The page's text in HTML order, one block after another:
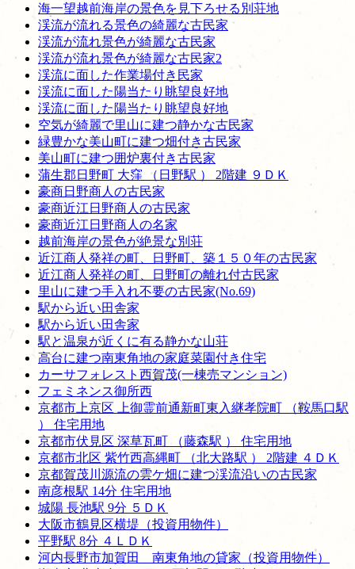
海一望越前海岸の景色を見下ろせる別荘地
渓流が流れる景色の綺麗な古民家
渓流が流れ景色が綺麗な古民家
渓流が流れ景色が綺麗な古民家2
渓流に面した作業場付き民家
渓流に面した陽当たり眺望良好地
渓流に面した陽当たり眺望良好地
空気が綺麗で里山に建つ静かな古民家
緑豊かな美山町に建つ畑付き古民家
美山町に建つ囲炉裏付き古民家
蒲生郡日野町 大窪 （日野駅 ） 2階建 ９ＤＫ
豪商日野商人の古民家
豪商近江日野商人の古民家
豪商近江日野商人の名家
越前海岸の景色が絶景な別荘
近江商人発祥の町、日野町、築１５０年の古民家
近江商人発祥の町、日野町の離れ付古民家
里山に建つ手入れ不要の古民家(No.69)
駅から近い田舎家
駅から近い田舎家
駅と温泉が近くに有る静かな山荘
高台に建つ南東角地の家庭菜園付き住宅
カーサフォレスト西賀茂(一棟売マンション)
フェミネンス御所西
京都市上京区 上御霊前通新町東入継孝院町 （鞍馬口駅
） 住宅用地
京都市伏見区 深草瓦町 （藤森駅 ） 住宅用地
京都市北区 紫竹西高縄町 （北大路駅 ） 2階建 ４ＤＫ
京都賀茂川源流の雲ケ畑に建つ渓流沿いの古民家
南彦根駅 14分 住宅用地
城陽 長池駅 9分 ５ＤＫ
大阪市鶴見区横堤（投資用物件）
平野駅 8分 ４ＬＤＫ
河内長野市加賀田 南東角地の貸家（投資用物件）